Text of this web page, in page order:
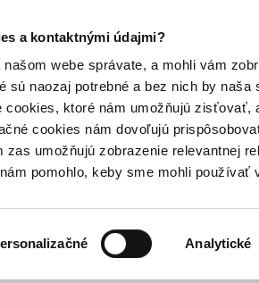
a kontaktnými údajmi?
webe správate, a mohli vám
sú naozaj potrebné a bez nich by naša
cookies, ktoré nám umožňujú zisťovať,
cookies nám dovoľujú
zas umožňujú zobrazenie relevantnej
pomohlo, keby sme mohli používať
Analytické